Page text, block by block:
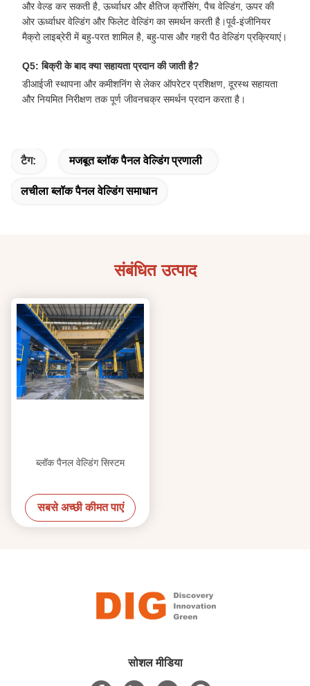
और वेल्ड कर सकती है, ऊर्ध्वाधर और क्षैतिज क्रॉसिंग, पैच वेल्डिंग, ऊपर की
ओर ऊर्ध्वाधर वेल्डिंग और फिलेट वेल्डिंग का समर्थन करती है।पूर्व-इंजीनियर
मैक्रो लाइब्रेरी में बहु-परत शामिल है, बहु-पास और गहरी पैठ वेल्डिंग प्रक्रियाएं।
Q5: बिक्री के बाद क्या सहायता प्रदान की जाती है?
डीआईजी स्थापना और कमीशनिंग से लेकर ऑपरेटर प्रशिक्षण, दूरस्थ सहायता
और नियमित निरीक्षण तक पूर्ण जीवनचक्र समर्थन प्रदान करता है।
टैग: मजबूत ब्लॉक पैनल वेल्डिंग प्रणाली
लचीला ब्लॉक पैनल वेल्डिंग समाधान
संबंधित उत्पाद
ब्लॉक पैनल वेल्डिंग सिस्टम
सबसे अच्छी कीमत पाएं
सोशल मीडिया